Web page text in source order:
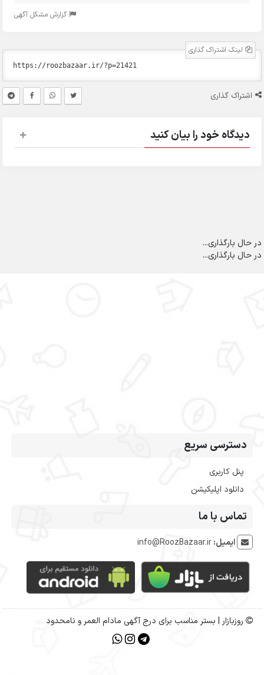
گزارش مشکل آگهی
لینک اشتراک گذاری
اشتراک گذاری
دیدگاه خود را بیان کنید
در حال بارگذاری...
در حال بارگذاری...
دسترسی سریع
پنل کاربری
دانلود اپلیکیشن
تماس با ما
ایمیل:info@RoozBazaar.ir
روزبازار | بستر مناسب برای درج آگهی مادام العمر و نامحدود